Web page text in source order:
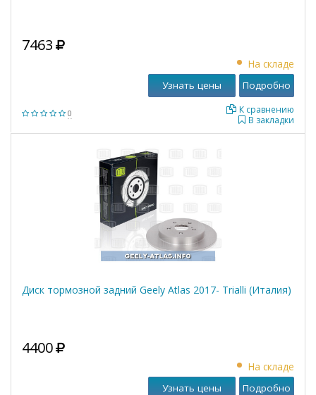
0
7463
На складе
В закладки
К сравнению
Узнать цены Подробно
Диск тормозной задний Geely Atlas 2017- Trialli (Италия)
4400
На складе
Узнать цены Подробно